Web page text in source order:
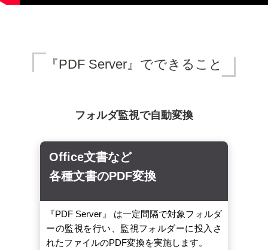
『PDF Server』でできること
フォルダ監視で自動変換
Office文書など
各種文書のPDF変換
『PDF Server』 は一定間隔で対象フォルダ
ーの監視を行い、監視フォルダーに投入さ
れたファイルのPDF変換を実施します。